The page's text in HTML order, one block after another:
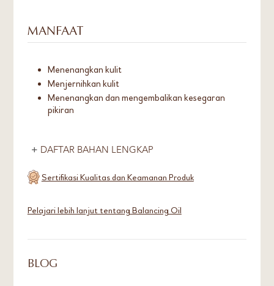
MANFAAT
Menenangkan kulit
Menjernihkan kulit
Menenangkan dan mengembalikan kesegaran
pikiran
DAFTAR BAHAN LENGKAP
Sertifikasi Kualitas dan Keamanan Produk
Pelajari lebih lanjut tentang Balancing Oil
BLOG